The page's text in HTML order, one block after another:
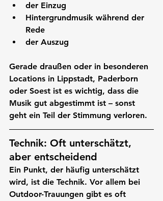
der Einzug
Hintergrundmusik während der
Rede
der Auszug
Gerade draußen oder in besonderen
Locations in Lippstadt, Paderborn
oder Soest ist es wichtig, dass die
Musik gut abgestimmt ist – sonst
geht ein Teil der Stimmung verloren.
Technik: Oft unterschätzt,
aber entscheidend
Ein Punkt, der häufig unterschätzt
wird, ist die Technik. Vor allem bei
Outdoor-Trauungen gibt es oft